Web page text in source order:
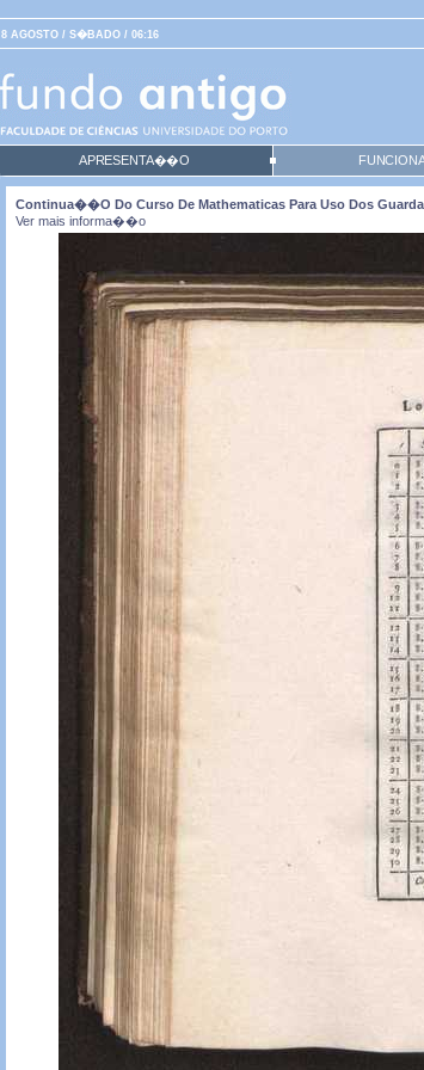
8 AGOSTO / S�BADO / 06:16
APRESENTA��O
Continua��o Do Curso De Mathematicas Para Uso Dos
Ver mais informa��o